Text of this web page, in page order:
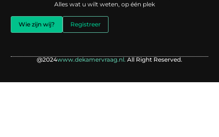
Alles wat u wilt weten, op één plek
Wie zijn wij? Registreer
@2024www.dekamervraag.nl. All Right Reserved.